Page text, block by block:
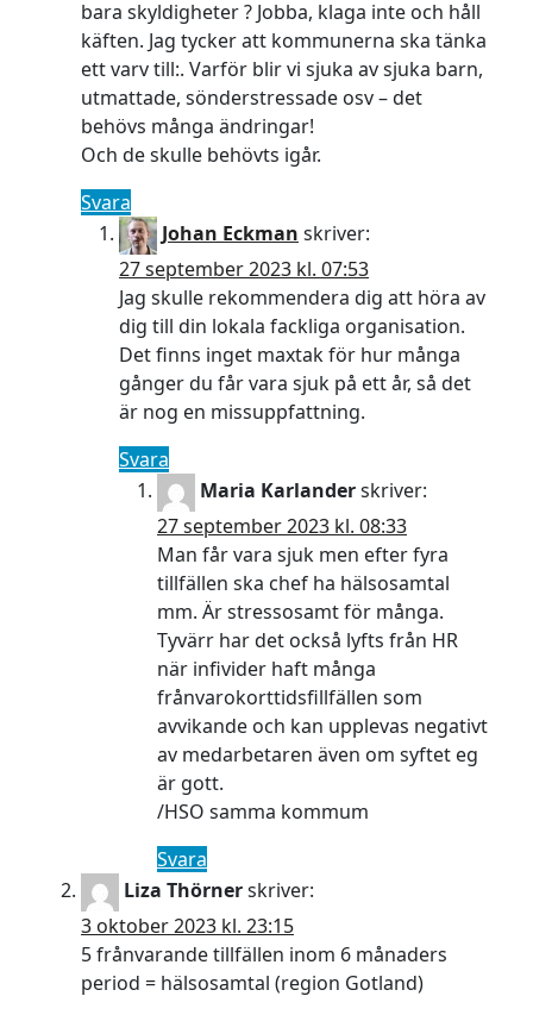
bara skyldigheter ? Jobba, klaga inte och håll
käften. Jag tycker att kommunerna ska tänka
ett varv till:. Varför blir vi sjuka av sjuka barn,
utmattade, sönderstressade osv – det
behövs många ändringar!
Och de skulle behövts igår.
Svara
Johan Eckman skriver:
27 september 2023 kl. 07:53
Jag skulle rekommendera dig att höra av
dig till din lokala fackliga organisation.
Det finns inget maxtak för hur många
gånger du får vara sjuk på ett år, så det
är nog en missuppfattning.
Svara
Maria Karlanderskriver:
27 september 2023 kl. 08:33
Man får vara sjuk men efter fyra
tillfällen ska chef ha hälsosamtal
mm. Är stressosamt för många.
Tyvärr har det också lyfts från HR
när infivider haft många
frånvarokorttidsfillfällen som
avvikande och kan upplevas negativt
av medarbetaren även om syftet eg
är gott.
/HSO samma kommum
Svara
Liza Thörnerskriver:
3 oktober 2023 kl. 23:15
5 frånvarande tillfällen inom 6 månaders
period = hälsosamtal (region Gotland)